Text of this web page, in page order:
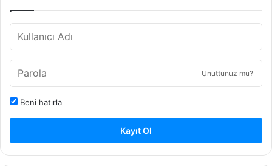
Unuttunuz mu?
Beni hatırla
Kayıt Ol